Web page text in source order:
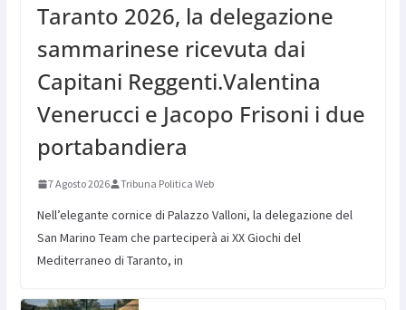
Taranto 2026, la delegazione
sammarinese ricevuta dai
Capitani Reggenti.Valentina
Venerucci e Jacopo Frisoni i due
portabandiera
7 Agosto 2026 Tribuna Politica Web
Nell’elegante cornice di Palazzo Valloni, la delegazione del
San Marino Team che parteciperà ai XX Giochi del
Mediterraneo di Taranto, in